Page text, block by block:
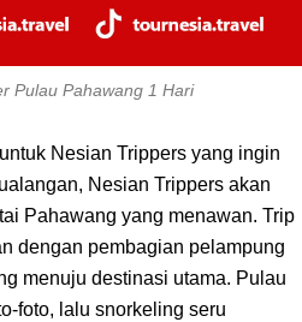
Pulau Pahawang 1 Hari
Nesian Trippers yang ingin
Nesian Trippers akan
Pahawang yang menawan. Trip
dengan pembagian pelampung
menuju destinasi utama. Pulau
foto, lalu snorkeling seru